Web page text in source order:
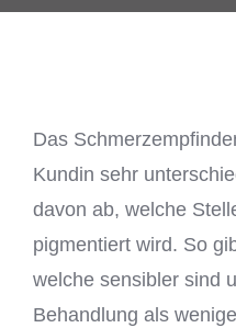
Das
Kundin sehr
davon ab, welche
pigmentiert wird. So
welche sensibler sind
Behandlung als